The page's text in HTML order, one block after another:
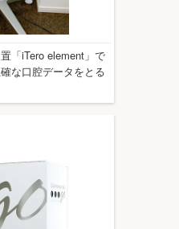
「iTero element」で
な口腔データをとる